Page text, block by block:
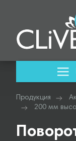
Продукция
200 мм